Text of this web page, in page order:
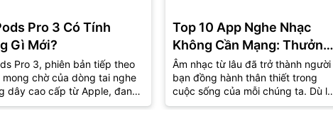
Pro 3 Có Tính
Gì Mới?
Pro 3, phiên bản tiếp theo
chờ của dòng tai nghe
dây cao cấp từ Apple, đang
sự quan tâm lớn từ cộng
Top 10 App Nghe Nhạc
Không Cần Mạng: Thưởng
Thức Âm Nhạc Mọi Nơi
Âm nhạc từ lâu đã trở thành người
bạn đồng hành thân thiết trong
cuộc sống của mỗi chúng ta. Dù là
lúc vui hay buồn, âm nhạc luôn